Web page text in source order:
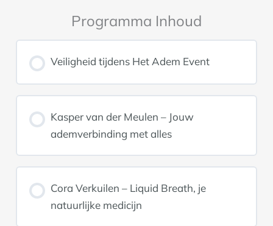
Programma Inhoud
Veiligheid tijdens Het Adem Event
Kasper van der Meulen – Jouw
ademverbinding met alles
Cora Verkuilen – Liquid Breath, je
natuurlijke medicijn